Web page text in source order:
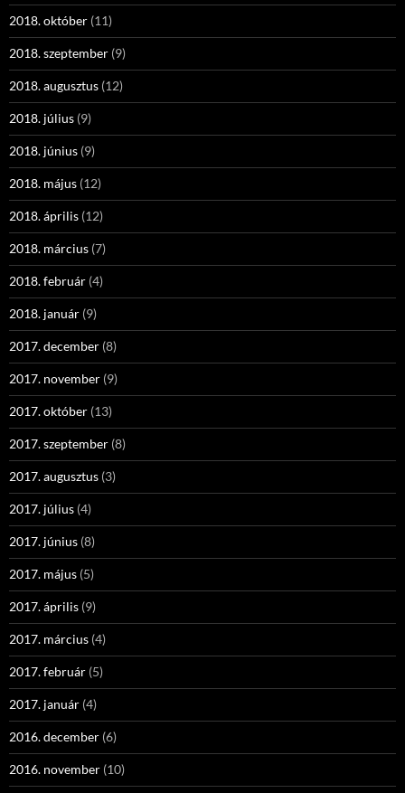
2018. október (11)
2018. szeptember (9)
2018. augusztus (12)
2018. július (9)
2018. június (9)
2018. május (12)
2018. április (12)
2018. március (7)
2018. február (4)
2018. január (9)
2017. december (8)
2017. november (9)
2017. október (13)
2017. szeptember (8)
2017. augusztus (3)
2017. július (4)
2017. június (8)
2017. május (5)
2017. április (9)
2017. március (4)
2017. február (5)
2017. január (4)
2016. december (6)
2016. november (10)